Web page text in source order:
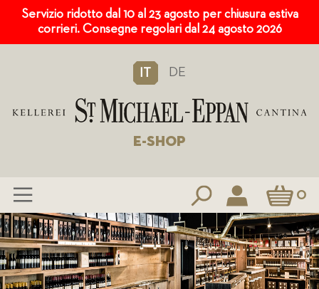
Servizio ridotto dal 10 al 23 agosto per chiusura estiva
corrieri. Consegne regolari dal 24 agosto 2026
IT DE
E-SHOP
Carrello0
Salta
al
contenuto